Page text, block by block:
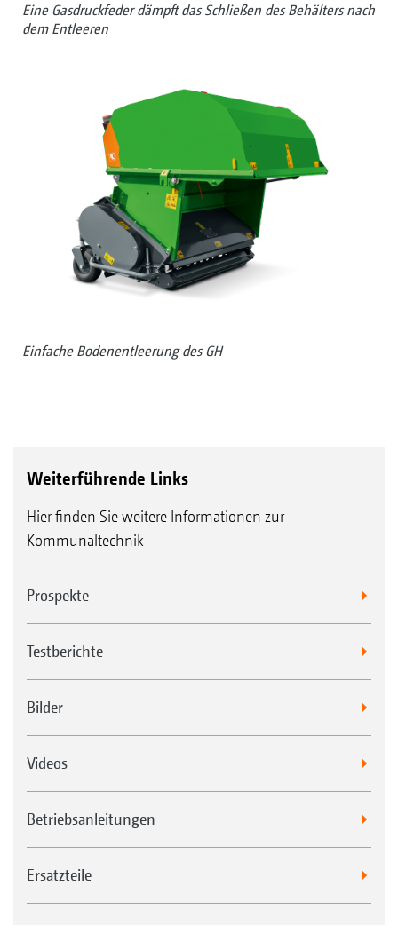
Eine Gasdruckfeder dämpft das Schließen des Behälters nach
dem Entleeren
Einfache Bodenentleerung des GH
Weiterführende Links
Hier finden Sie weitere Informationen zur
Kommunaltechnik
Prospekte
Testberichte
Bilder
Videos
Betriebsanleitungen
Ersatzteile